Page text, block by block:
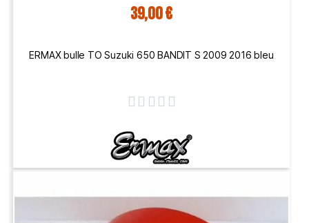
39,00 €
ERMAX bulle TO Suzuki 650 BANDIT S 2009 2016 bleu
    